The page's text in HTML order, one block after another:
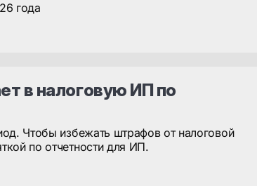
года
в налоговую ИП по
Чтобы избежать штрафов от налоговой
по отчетности для ИП.